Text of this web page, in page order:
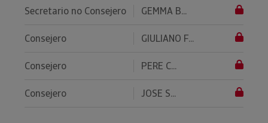
Secretario no Consejero GEMMA B...
Consejero GIULIANO F...
Consejero PERE C...
Consejero JOSE S...